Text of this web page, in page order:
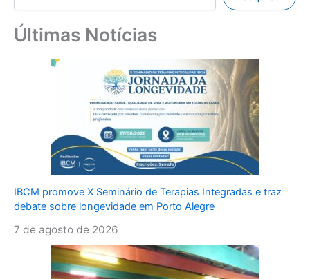
Últimas Notícias
IBCM promove X Seminário de Terapias Integradas e traz
debate sobre longevidade em Porto Alegre
7 de agosto de 2026